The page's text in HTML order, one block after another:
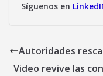
Síguenos en
Autoridades
Video revive las